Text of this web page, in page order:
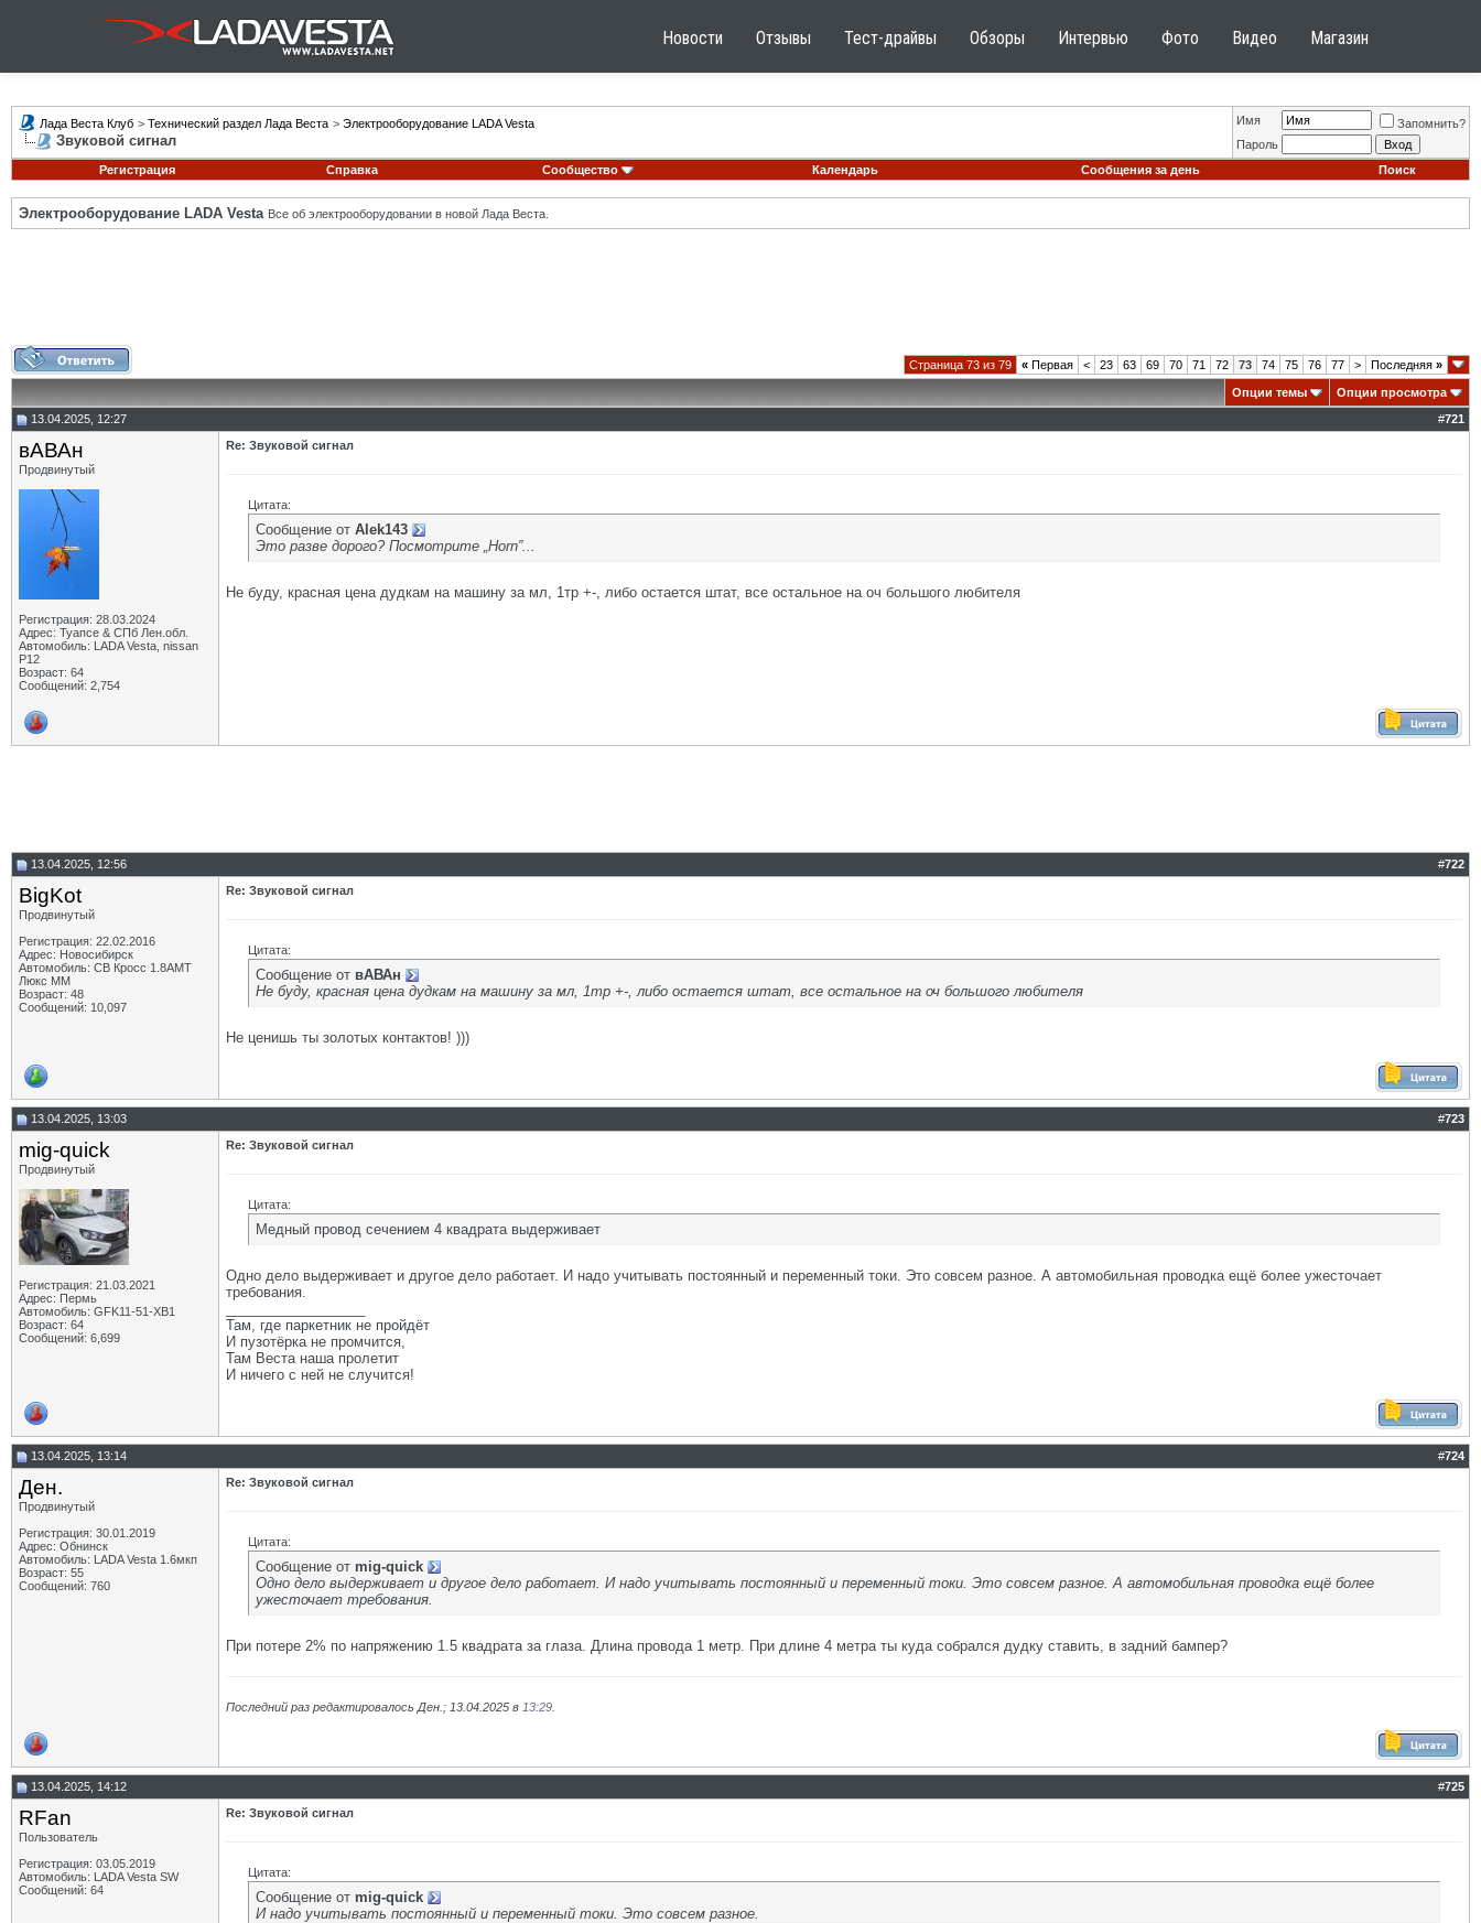
Новости Отзывы Тест-драйвы Обзоры Интервью Фото Видео Магазин
Лада Веста Клуб > Технический раздел Лада Веста > Электрооборудование LADA Vesta
Звуковой сигнал
Имя
Запомнить?
Пароль
Регистрация
Справка Сообщество Календарь Сообщения за день Поиск
Электрооборудование LADA Vesta Все об электрооборудовании в новой Лада Веста.
Страница 73 из 79 « Первая < 23 63 69 70 71 72 73 74 75 76 77 > Последняя »
Опции темы
Опции просмотра
13.04.2025, 12:27
#721
вАВАн
Продвинутый
Регистрация: 28.03.2024
Адрес: Туапсе & СПб Лен.обл.
Автомобиль: LADA Vesta, nissan
P12
Возраст: 64
Сообщений: 2,754
Re: Звуковой сигнал
Цитата:
Сообщение от Alek143
Это разве дорого? Посмотрите „Horn”...
Не буду, красная цена дудкам на машину за мл, 1тр +-, либо остается штат, все остальное на оч большого любителя
13.04.2025, 12:56 #722
BigKot
Продвинутый
Регистрация: 22.02.2016
Адрес: Новосибирск
Автомобиль: СВ Кросс 1.8АМТ
Люкс ММ
Возраст: 48
Сообщений: 10,097
Re: Звуковой сигнал
Цитата:
Сообщение от вАВАн
Не буду, красная цена дудкам на машину за мл, 1тр +-, либо остается штат, все остальное на оч большого любителя
Не ценишь ты золотых контактов! )))
13.04.2025, 13:03 #723
mig-quick
Продвинутый
Регистрация: 21.03.2021
Адрес: Пермь
Автомобиль: GFK11-51-ХВ1
Возраст: 64
Сообщений: 6,699
Re: Звуковой сигнал
Цитата:
Медный провод сечением 4 квадрата выдерживает
Одно дело выдерживает и другое дело работает. И надо учитывать постоянный и переменный токи. Это совсем разное. А автомобильная проводка ещё более ужесточает
требования.
Там, где паркетник не пройдёт
И пузотёрка не промчится,
Там Веста наша пролетит
И ничего с ней не случится!
13.04.2025, 13:14 #724
Ден.
Продвинутый
Регистрация: 30.01.2019
Адрес: Обнинск
Автомобиль: LADA Vesta 1.6мкп
Возраст: 55
Сообщений: 760
Re: Звуковой сигнал
Цитата:
Сообщение от mig-quick
Одно дело выдерживает и другое дело работает. И надо учитывать постоянный и переменный токи. Это совсем разное. А автомобильная проводка ещё более
ужесточает требования.
При потере 2% по напряжению 1.5 квадрата за глаза. Длина провода 1 метр. При длине 4 метра ты куда собрался дудку ставить, в задний бампер?
Последний раз редактировалось Ден.; 13.04.2025 в 13:29
13.04.2025, 14:12 #725
RFan
Пользователь
Регистрация: 03.05.2019
Автомобиль: LADA Vesta SW
Сообщений: 64
Re: Звуковой сигнал
Цитата:
Сообщение от mig-quick
И надо учитывать постоянный и переменный токи. Это совсем разное.